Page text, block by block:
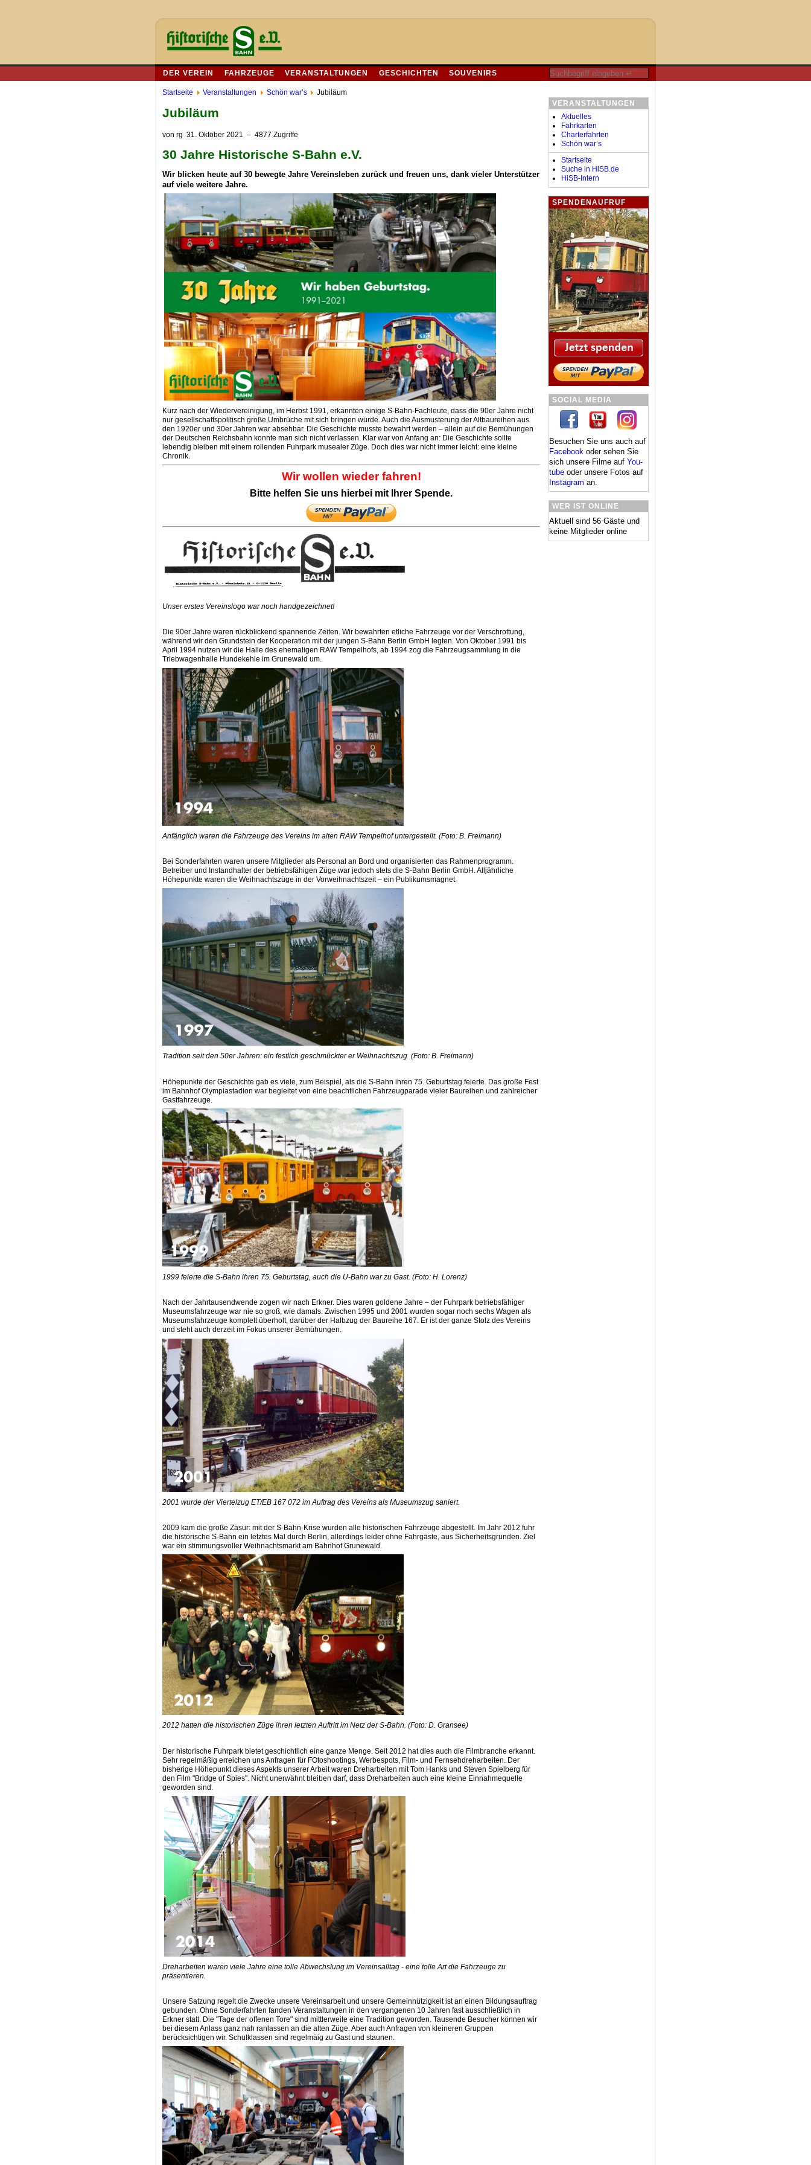
DER VEREIN FAHRZEUGE VERANSTALTUNGEN GESCHICHTEN SOUVENIRS
VERANSTALTUNGEN
Aktuelles
Fahrkarten
Charterfahrten
Schön war’s
Startseite
Suche in HiSB.de
HiSB-Intern
SPENDENAUFRUF
SOCIAL MEDIA
Besuchen Sie uns auch auf
Facebook oder se­hen Sie
sich un­se­re Fil­me auf You­
tube oder un­se­re Fo­tos auf
In­sta­gram an.
WER IST ONLINE
Aktuell sind 56 Gäste und
keine Mitglieder online
Startseite Veranstaltungen Schön war’s Jubiläum
Jubiläum
von rg 31. Oktober 2021 – 4877 Zugriffe
30 Jahre Historische S-Bahn e.V.
Wir blicken heute auf 30 bewegte Jahre Vereinsleben zurück und freuen uns, dank vieler Unterstützer
auf viele weitere Jahre.
Kurz nach der Wiedervereinigung, im Herbst 1991, erkannten einige S-Bahn-Fachleute, dass die 90er Jahre nicht
nur gesellschaftspolitisch große Umbrüche mit sich bringen würde. Auch die Ausmusterung der Altbaureihen aus
den 1920er und 30er Jahren war absehbar. Die Geschichte musste bewahrt werden – allein auf die Bemühungen
der Deutschen Reichsbahn konnte man sich nicht verlassen. Klar war von Anfang an: Die Geschichte sollte
lebendig bleiben mit einem rollenden Fuhrpark musealer Züge. Doch dies war nicht immer leicht: eine kleine
Chronik.
Wir wollen wieder fahren!
Bitte helfen Sie uns hierbei mit Ihrer Spende.
Unser erstes Vereinslogo war noch handgezeichnet!
Die 90er Jahre waren rückblickend spannende Zeiten. Wir bewahrten etliche Fahrzeuge vor der Verschrottung,
während wir den Grundstein der Kooperation mit der jungen S-Bahn Berlin GmbH legten. Von Oktober 1991 bis
April 1994 nutzen wir die Halle des ehemaligen RAW Tempelhofs, ab 1994 zog die Fahrzeugsammlung in die
Triebwagenhalle Hundekehle im Grunewald um.
Anfänglich waren die Fahrzeuge des Vereins im alten RAW Tempelhof untergestellt. (Foto: B. Freimann)
Bei Sonderfahrten waren unsere Mitglieder als Personal an Bord und organisierten das Rahmenprogramm.
Betreiber und Instandhalter der betriebsfähigen Züge war jedoch stets die S-Bahn Berlin GmbH. Alljährliche
Höhepunkte waren die Weihnachtszüge in der Vorweihnachtszeit – ein Publikumsmagnet.
Tradition seit den 50er Jahren: ein festlich geschmückter er Weihnachtszug (Foto: B. Freimann)
Höhepunkte der Geschichte gab es viele, zum Beispiel, als die S-Bahn ihren 75. Geburtstag feierte. Das große Fest
im Bahnhof Olympiastadion war begleitet von eine beachtlichen Fahrzeugparade vieler Baureihen und zahlreicher
Gastfahrzeuge.
1999 feierte die S-Bahn ihren 75. Geburtstag, auch die U-Bahn war zu Gast. (Foto: H. Lorenz)
Nach der Jahrtausendwende zogen wir nach Erkner. Dies waren goldene Jahre – der Fuhrpark betriebsfähiger
Museumsfahrzeuge war nie so groß, wie damals. Zwischen 1995 und 2001 wurden sogar noch sechs Wagen als
Museumsfahrzeuge komplett überholt, darüber der Halbzug der Baureihe 167. Er ist der ganze Stolz des Vereins
und steht auch derzeit im Fokus unserer Bemühungen.
2001 wurde der Viertelzug ET/EB 167 072 im Auftrag des Vereins als Museumszug saniert.
2009 kam die große Zäsur: mit der S-Bahn-Krise wurden alle historischen Fahrzeuge abgestellt. Im Jahr 2012 fuhr
die historische S-Bahn ein letztes Mal durch Berlin, allerdings leider ohne Fahrgäste, aus Sicherheitsgründen. Ziel
war ein stimmungsvoller Weihnachtsmarkt am Bahnhof Grunewald.
2012 hatten die historischen Züge ihren letzten Auftritt im Netz der S-Bahn. (Foto: D. Gransee)
Der historische Fuhrpark bietet geschichtlich eine ganze Menge. Seit 2012 hat dies auch die Filmbranche erkannt.
Sehr regelmäßig erreichen uns Anfragen für FOtoshootings, Werbespots, Film- und Fernsehdreharbeiten. Der
bisherige Höhepunkt dieses Aspekts unserer Arbeit waren Dreharbeiten mit Tom Hanks und Steven Spielberg für
den Film "Bridge of Spies". Nicht unerwähnt bleiben darf, dass Dreharbeiten auch eine kleine Einnahmequelle
geworden sind.
Dreharbeiten waren viele Jahre eine tolle Abwechslung im Vereinsalltag - eine tolle Art die Fahrzeuge zu
präsentieren.
Unsere Satzung regelt die Zwecke unsere Vereinsarbeit und unsere Gemeinnützigkeit ist an einen Bildungsauftrag
gebunden. Ohne Sonderfahrten fanden Veranstaltungen in den vergangenen 10 Jahren fast ausschließlich in
Erkner statt. Die "Tage der offenen Tore" sind mittlerweile eine Tradition geworden. Tausende Besucher können wir
bei diesem Anlass ganz nah ranlassen an die alten Züge. Aber auch Anfragen von kleineren Gruppen
berücksichtigen wir. Schulklassen sind regelmäig zu Gast und staunen.